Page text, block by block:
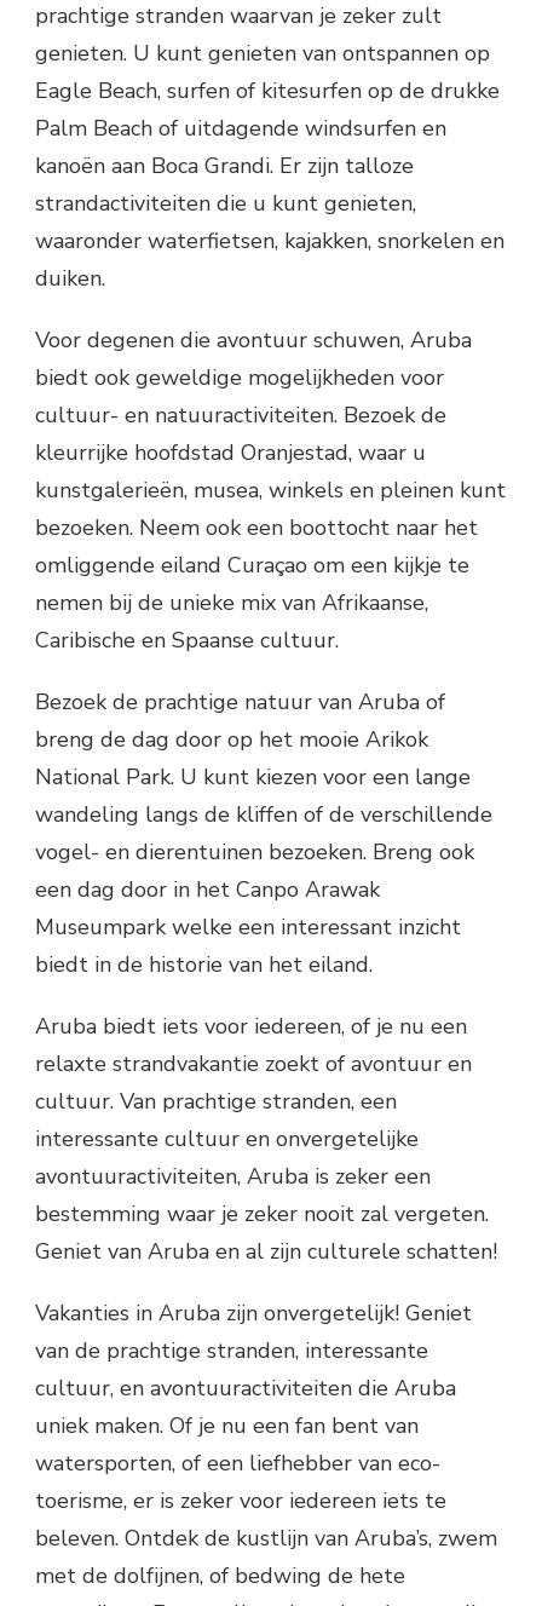
prachtige stranden waarvan je zeker zult
genieten. U kunt genieten van ontspannen op
Eagle Beach, surfen of kitesurfen op de drukke
Palm Beach of uitdagende windsurfen en
kanoën aan Boca Grandi. Er zijn talloze
strandactiviteiten die u kunt genieten,
waaronder waterfietsen, kajakken, snorkelen en
duiken.
Voor degenen die avontuur schuwen, Aruba
biedt ook geweldige mogelijkheden voor
cultuur- en natuuractiviteiten. Bezoek de
kleurrijke hoofdstad Oranjestad, waar u
kunstgalerieën, musea, winkels en pleinen kunt
bezoeken. Neem ook een boottocht naar het
omliggende eiland Curaçao om een kijkje te
nemen bij de unieke mix van Afrikaanse,
Caribische en Spaanse cultuur.
Bezoek de prachtige natuur van Aruba of
breng de dag door op het mooie Arikok
National Park. U kunt kiezen voor een lange
wandeling langs de kliffen of de verschillende
vogel- en dierentuinen bezoeken. Breng ook
een dag door in het Canpo Arawak
Museumpark welke een interessant inzicht
biedt in de historie van het eiland.
Aruba biedt iets voor iedereen, of je nu een
relaxte strandvakantie zoekt of avontuur en
cultuur. Van prachtige stranden, een
interessante cultuur en onvergetelijke
avontuuractiviteiten, Aruba is zeker een
bestemming waar je zeker nooit zal vergeten.
Geniet van Aruba en al zijn culturele schatten!
Vakanties in Aruba zijn onvergetelijk! Geniet
van de prachtige stranden, interessante
cultuur, en avontuuractiviteiten die Aruba
uniek maken. Of je nu een fan bent van
watersporten, of een liefhebber van eco-
toerisme, er is zeker voor iedereen iets te
beleven. Ontdek de kustlijn van Aruba’s, zwem
met de dolfijnen, of bedwing de hete